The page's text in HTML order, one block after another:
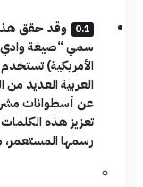
وقد حقق هذا
سمي “صيغة وادي
الأمريكية)
العربية العديد
عن أسطوانات
تعزيز هذه
رسمها المستعمر،